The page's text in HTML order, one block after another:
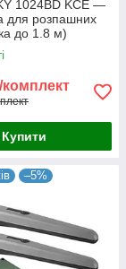
1024BD KCE —
для розпашних
до 1.8 м)
Купити
–5%